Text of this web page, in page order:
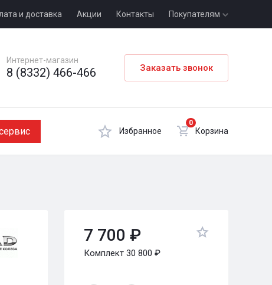
и доставка Акции Контакты Покупателям
Интернет-магазин
8 (8332) 466-466 Заказать звонок
Избранное
0
Корзина
7 700 ₽
Комплект 30 800 ₽